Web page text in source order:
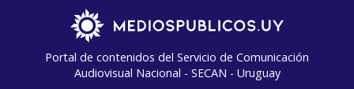
Portal de contenidos del Servicio de Comunicación
Audiovisual Nacional - SECAN - Uruguay